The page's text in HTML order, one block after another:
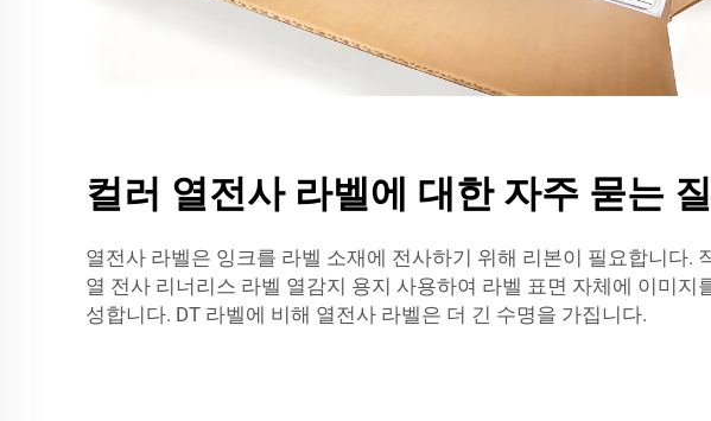
컬러 열전사 라벨에 대한 자주 묻는
열전사 라벨은 잉크를 라벨 소재에 전사하기 위해 리본이 필요합니다.
열 전사 리너리스 라벨 열감지 용지 사용하여 라벨 표면 자체에 이미지
성합니다. DT 라벨에 비해 열전사 라벨은 더 긴 수명을 가집니다.